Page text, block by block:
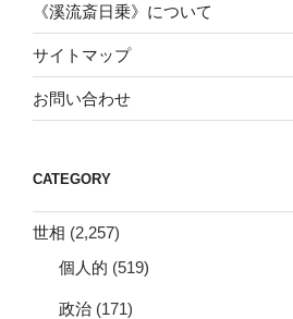
《溪流斎日乗》について
サイトマップ
お問い合わせ
CATEGORY
世相 (2,257)
個人的 (519)
政治 (171)